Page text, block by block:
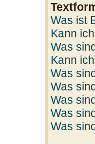
Was ist
Kann
Was
Kann
Was
Was
Was
Was
Was